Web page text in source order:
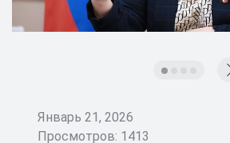
Январь 21, 2026
Просмотров: 1413